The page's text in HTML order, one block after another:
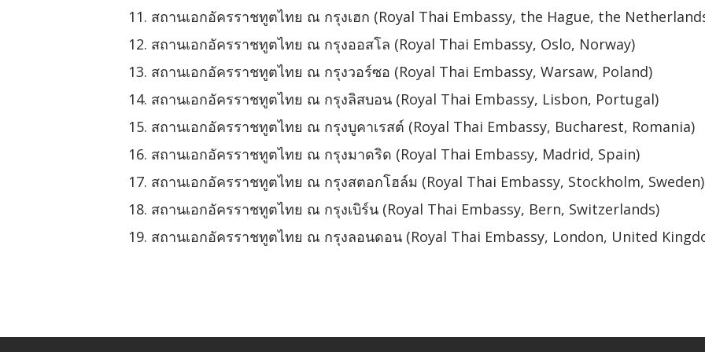
สถานเอกอัครราชทูตไทย ณ กรุงเฮก (Royal Thai Embassy, the Hague, the
สถานเอกอัครราชทูตไทย ณ กรุงออสโล (Royal Thai Embassy, Oslo, Norway)
สถานเอกอัครราชทูตไทย ณ กรุงวอร์ซอ (Royal Thai Embassy, Warsaw, Poland)
สถานเอกอัครราชทูตไทย ณ กรุงลิสบอน (Royal Thai Embassy, Lisbon, Portugal)
สถานเอกอัครราชทูตไทย ณ กรุงบูคาเรสต์ (Royal Thai Embassy, Bucharest, Romania)
สถานเอกอัครราชทูตไทย ณ กรุงมาดริด (Royal Thai Embassy, Madrid, Spain)
สถานเอกอัครราชทูตไทย ณ กรุงสตอกโฮล์ม (Royal Thai Embassy, Stockholm, Sweden)
สถานเอกอัครราชทูตไทย ณ กรุงเบิร์น (Royal Thai Embassy, Bern, Switzerlands)
สถานเอกอัครราชทูตไทย ณ กรุงลอนดอน (Royal Thai Embassy, London, United